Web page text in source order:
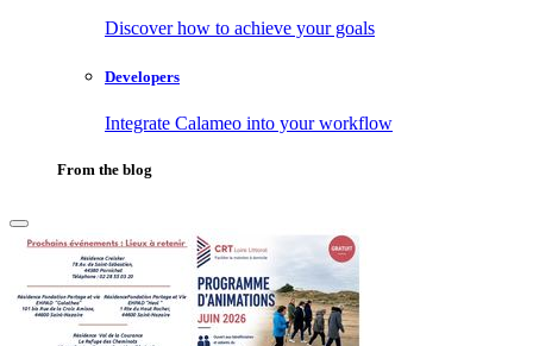
Discover how to achieve your goals
Developers
Integrate Calameo into your workflow
From the blog